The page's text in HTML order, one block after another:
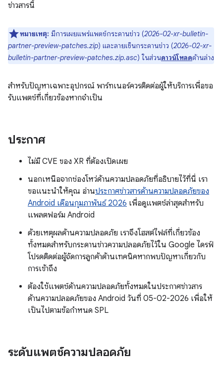
ข่าวสารนี้
หมายเหตุ: มีการเผยแพร่แพตช์กระดานข่าว (2026-02-xr-bulletin-
partner-preview-patches.zip) และลายเซ็นกระดานข่าว (2026-02-xr-
bulletin-partner-preview-patches.zip.asc) ในส่วนดาวน์โหลดด้านล่าง
สำหรับปัญหาเฉพาะอุปกรณ์ พาร์ทเนอร์ควรติดต่อผู้ให้บริการเพื่อขอ
รับแพตช์ที่เกี่ยวข้องหากจำเป็น
ประกาศ
ไม่มี CVE ของ XR ที่ต้องเปิดเผย
นอกเหนือจากช่องโหว่ด้านความปลอดภัยที่อธิบายไว้ที่นี่ เรา
ขอแนะนำให้คุณ อ่านประกาศข่าวสารด้านความปลอดภัยของ
Android เดือนกุมภาพันธ์ 2026 เพื่อดูแพตช์ล่าสุดสำหรับ
แพลตฟอร์ม Android
ด้วยเหตุผลด้านความปลอดภัย เราจึงโฮสต์ไฟล์ที่เกี่ยวข้อง
ทั้งหมดสำหรับกระดานข่าวความปลอดภัยไว้ใน Google ไดรฟ์
โปรดติดต่อผู้จัดการลูกค้าด้านเทคนิคหากพบปัญหาเกี่ยวกับ
การเข้าถึง
ต้องใช้แพตช์ด้านความปลอดภัยทั้งหมดในประกาศข่าวสาร
ด้านความปลอดภัยของ Android วันที่ 05-02-2026 เพื่อให้
เป็นไปตามข้อกำหนด SPL
ระดับแพตช์ความปลอดภัย